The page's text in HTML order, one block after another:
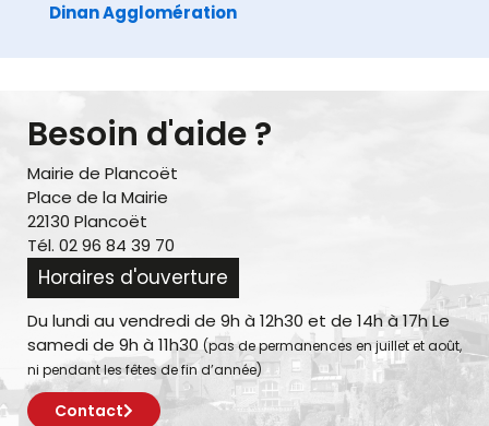
Dinan Agglomération
Besoin d'aide ?
Mairie de Plancoët
Place de la Mairie
22130 Plancoët
Tél. 02 96 84 39 70
Horaires d'ouverture
Du lundi au vendredi de 9h à 12h30 et de 14h à 17h Le
samedi de 9h à 11h30 (pas de permanences en juillet et août,
ni pendant les fêtes de fin d’année)
Contact